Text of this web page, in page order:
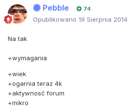
Pebble 74
Opublikowano 19 Sierpnia 2014
Na tak
+wymagania
+wiek
+ogarnia teraz 4k
+aktywnosć forum
+mikro